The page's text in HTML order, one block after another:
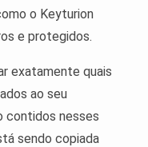
o Keyturion
e protegidos.
exatamente quais
ao seu
contidos nesses
sendo copiada